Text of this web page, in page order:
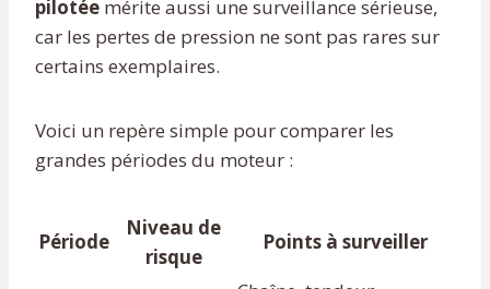
pilotée mérite aussi une surveillance sérieuse,
car les pertes de pression ne sont pas rares sur
certains exemplaires.
Voici un repère simple pour comparer les
grandes périodes du moteur :
Période
Niveau de
risque
Points à surveiller